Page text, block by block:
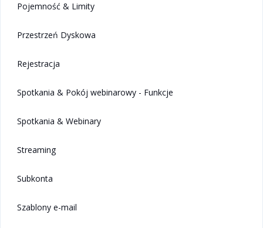
Pojemność & Limity
Przestrzeń Dyskowa
Rejestracja
Spotkania & Pokój webinarowy - Funkcje
Spotkania & Webinary
Streaming
Subkonta
Szablony e-mail